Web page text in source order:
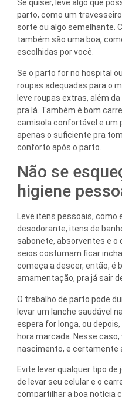
Se quiser, leve algo que
parto, como um
sorte ou algo semelhante.
também são uma boa,
escolhidas por você.
Se o parto for no hospital
roupas adequadas para o
leve roupas extras, além
pra lá. Também é bom
camisola confortável e um
apenas o suficiente pra
conforto após o parto.
Não se
higiene
Leve itens pessoais, como
desodorante, itens de
sabonete, absorventes e o
seios costumam ficar
começa a descer, então, é
amamentação, pra já sair
O trabalho de parto pode
levar um lanche saudável
espera for longa, ou
hora marcada. Nesse
nascimento, e certamente
Evite levar qualquer tipo
de levar seu celular e o
compartilhar a boa notícia